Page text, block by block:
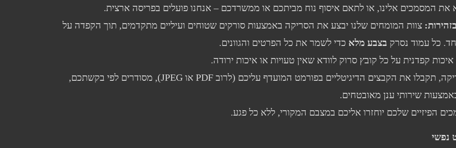
את המסמכים אלינו, או לתאם איסוף נוח מביתכם או ממשרדכם – אנחנו פועלים בפריסה ארצית.
צוות המומחים שלנו יבצע את הסריקה באמצעות סורקים שטוחים ועיליים מתקדמים, תוך הקפדה על
כל עמוד נסרק בצבע מלא כדי לשמר את כל הפרטים והגוונים.
קפדנית על כל קובץ סרוק לוודא שאין טעויות או איכות ירודה.
לאחר השלמת הסריקה, תקבלו את הקבצים הדיגיטליים בפורמט המועדף עליכם (לרוב PDF או JPEG), מסודרים לפי בקשתכם,
באמצעות שירותי ענן מאובטחים.
הפיזיים שלכם יוחזרו אליכם במצבם המקורי, ללא כל פגע.
נפשי